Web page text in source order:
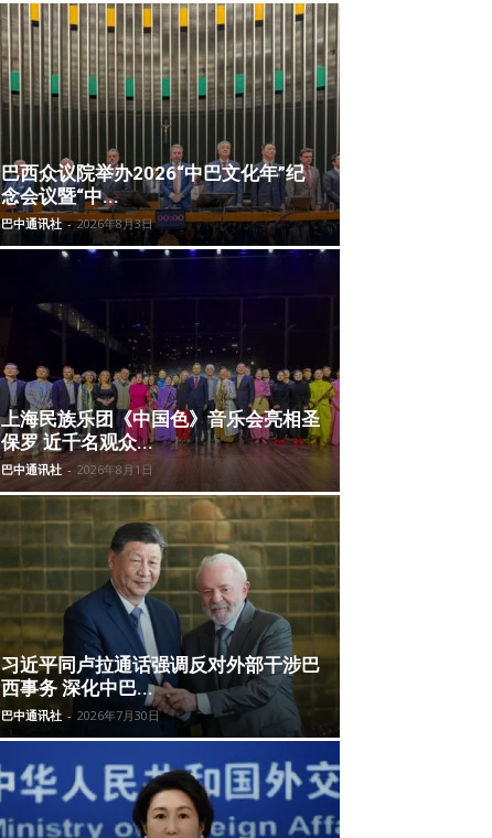
巴西众议院举办2026“中巴文化年”纪
念会议暨“中...
巴中通讯社 - 2026年8月3日
上海民族乐团《中国色》音乐会亮相圣
保罗 近千名观众...
巴中通讯社 - 2026年8月1日
习近平同卢拉通话强调反对外部干涉巴
西事务 深化中巴...
巴中通讯社 - 2026年7月30日